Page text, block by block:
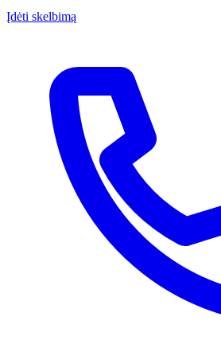
Įdėti skelbimą